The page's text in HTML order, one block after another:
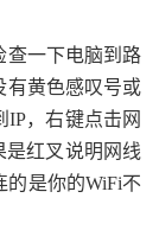
查一下电脑到路
有黄色感叹号或
，右键点击网
红叉说明网线
的是你的WiFi不